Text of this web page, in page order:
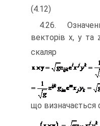
(4.12)
4.26.
векторів х, у та
скаляр
що